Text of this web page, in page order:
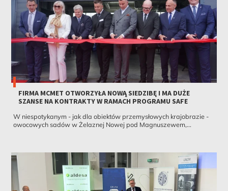
FIRMA MCMET OTWORZYŁA NOWĄ SIEDZIBĘ I MA DUŻE
SZANSE NA KONTRAKTY W RAMACH PROGRAMU SAFE
W niespotykanym - jak dla obiektów przemysłowych krajobrazie -
owocowych sadów w Żelaznej Nowej pod Magnuszewem,...